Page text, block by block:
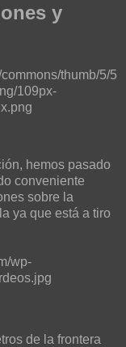
y
hemos pasado
conveniente
sobre la
ya que está a tiro
de la frontera